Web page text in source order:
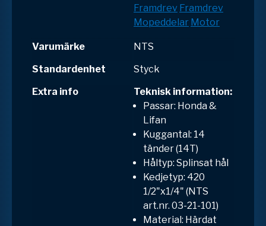
Framdrev Framdrev
Mopeddelar Motor
Varumärke
NTS
Standardenhet
Styck
Extra info
Teknisk information:
Passar: Honda &
Lifan
Kuggantal: 14
tänder (14T)
Håltyp: Splinsat hål
Kedjetyp: 420
1/2"x1/4" (NTS
art.nr. 03-21-101)
Material: Härdat